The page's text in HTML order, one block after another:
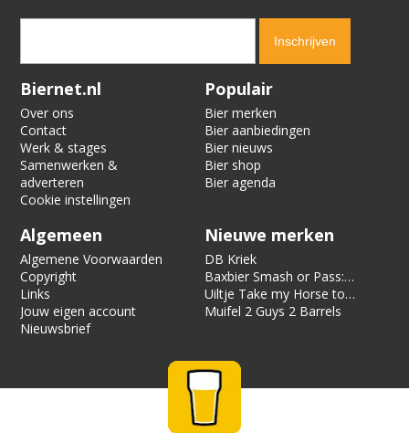
Verification code:
Biernet.nl
Over ons
Contact
Werk & stages
Samenwerken &
adverteren
Cookie instellingen
Populair
Bier merken
Bier aanbiedingen
Bier nieuws
Bier shop
Bier agenda
Algemeen
Algemene Voorwaarden
Copyright
Links
Jouw eigen account
Nieuwsbrief
Nieuwe merken
DB Kriek
Baxbier Smash or Pass:
Strata
Uiltje Take my Horse to
the Hotel Room
Muifel 2 Guys 2 Barrels